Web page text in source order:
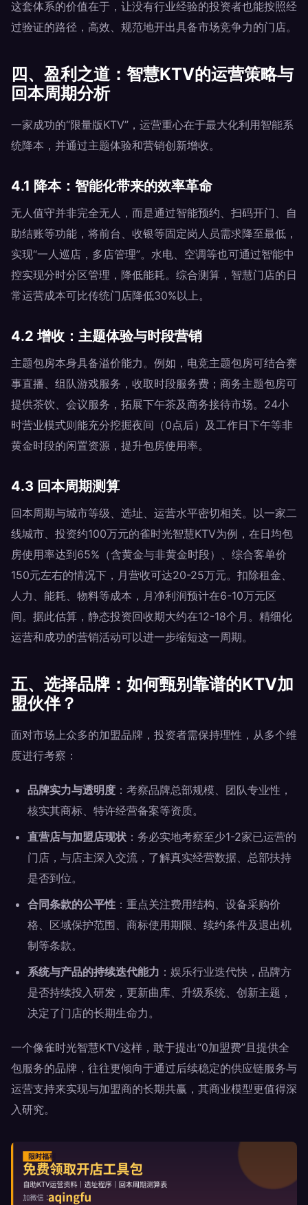
这套体系的价值在于，让没有行业经验的投资者也能按照经
过验证的路径，高效、规范地开出具备市场竞争力的门店。
四、盈利之道：智慧KTV的运营策略与
回本周期分析
一家成功的“限量版KTV”，运营重心在于最大化利用智能系
统降本，并通过主题体验和营销创新增收。
4.1 降本：智能化带来的效率革命
无人值守并非完全无人，而是通过智能预约、扫码开门、自
助结账等功能，将前台、收银等固定岗人员需求降至最低，
实现“一人巡店，多店管理”。水电、空调等也可通过智能中
控实现分时分区管理，降低能耗。综合测算，智慧门店的日
常运营成本可比传统门店降低30%以上。
4.2 增收：主题体验与时段营销
主题包房本身具备溢价能力。例如，电竞主题包房可结合赛
事直播、组队游戏服务，收取时段服务费；商务主题包房可
提供茶饮、会议服务，拓展下午茶及商务接待市场。24小
时营业模式则能充分挖掘夜间（0点后）及工作日下午等非
黄金时段的闲置资源，提升包房使用率。
4.3 回本周期测算
回本周期与城市等级、选址、运营水平密切相关。以一家二
线城市、投资约100万元的雀时光智慧KTV为例，在日均包
房使用率达到65%（含黄金与非黄金时段）、综合客单价
150元左右的情况下，月营收可达20-25万元。扣除租金、
人力、能耗、物料等成本，月净利润预计在6-10万元区
间。据此估算，静态投资回收期大约在12-18个月。精细化
运营和成功的营销活动可以进一步缩短这一周期。
五、选择品牌：如何甄别靠谱的KTV加
盟伙伴？
面对市场上众多的加盟品牌，投资者需保持理性，从多个维
度进行考察：
品牌实力与透明度 ：考察品牌总部规模、团队专业性，
核实其商标、特许经营备案等资质。
直营店与加盟店现状 ：务必实地考察至少1-2家已运营的
门店，与店主深入交流，了解真实经营数据、总部扶持
是否到位。
合同条款的公平性 ：重点关注费用结构、设备采购价
格、区域保护范围、商标使用期限、续约条件及退出机
制等条款。
系统与产品的持续迭代能力 ：娱乐行业迭代快，品牌方
是否持续投入研发，更新曲库、升级系统、创新主题，
决定了门店的长期生命力。
一个像雀时光智慧KTV这样，敢于提出“0加盟费”且提供全
包服务的品牌，往往更倾向于通过后续稳定的供应链服务与
运营支持来实现与加盟商的长期共赢，其商业模型更值得深
入研究。